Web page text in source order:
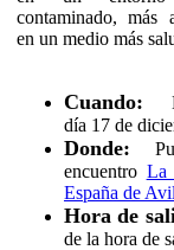
contaminado, más
en un medio más
Cuando:
día 17 de
Donde:
encuentro La
España de
Hora de
de la hora de